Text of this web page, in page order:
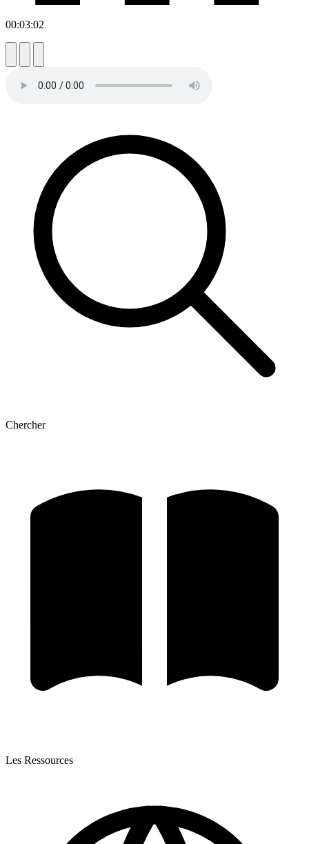
00:03:02
Chercher
Les Ressources